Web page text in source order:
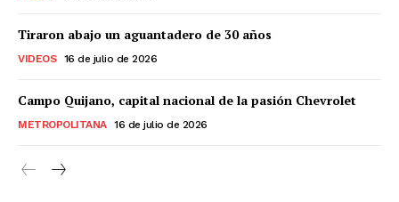
Tiraron abajo un aguantadero de 30 años
VIDEOS 16 de julio de 2026
Campo Quijano, capital nacional de la pasión Chevrolet
METROPOLITANA 16 de julio de 2026